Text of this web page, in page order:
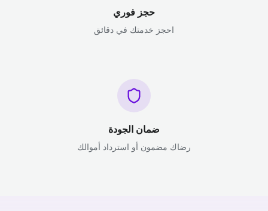
حجز فوري
احجز خدمتك في دقائق
ضمان الجودة
رضاك مضمون أو استرداد أموالك